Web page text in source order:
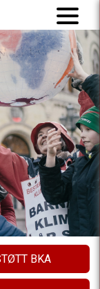
BKA